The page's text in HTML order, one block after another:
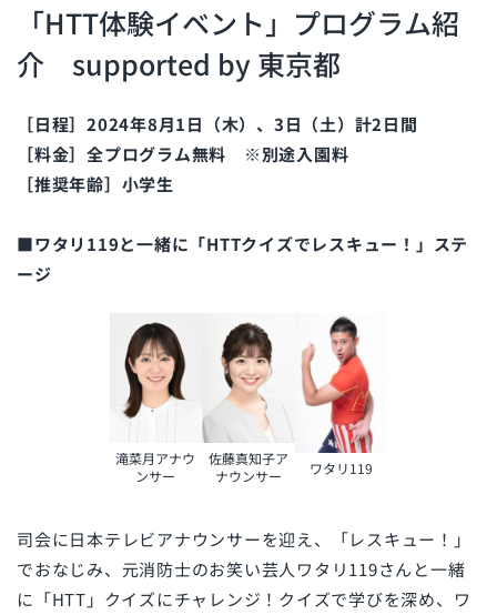
「HTT体験イベント」プログラム紹
介 supported by 東京都
［日程］2024年8月1日（木）、3日（土）計2日間
［料金］全プログラム無料 ※別途入園料
［推奨年齢］小学生
■ワタリ119と一緒に「HTTクイズでレスキュー！」ステ
ージ
滝菜月アナウ
ンサー
佐藤真知子ア
ナウンサー
ワタリ119
司会に日本テレビアナウンサーを迎え、「レスキュー！」
でおなじみ、元消防士のお笑い芸人ワタリ119さんと一緒
に「HTT」クイズにチャレンジ！クイズで学びを深め、ワ